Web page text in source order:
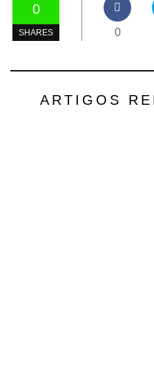
0
SHARES 0
ARTIGOS